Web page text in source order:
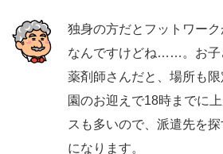
独身の方だとフットワー
なんですけどね……。お子
薬剤師さんだと、場所も
園のお迎えで18時までに
スも多いので、派遣先を
になります。